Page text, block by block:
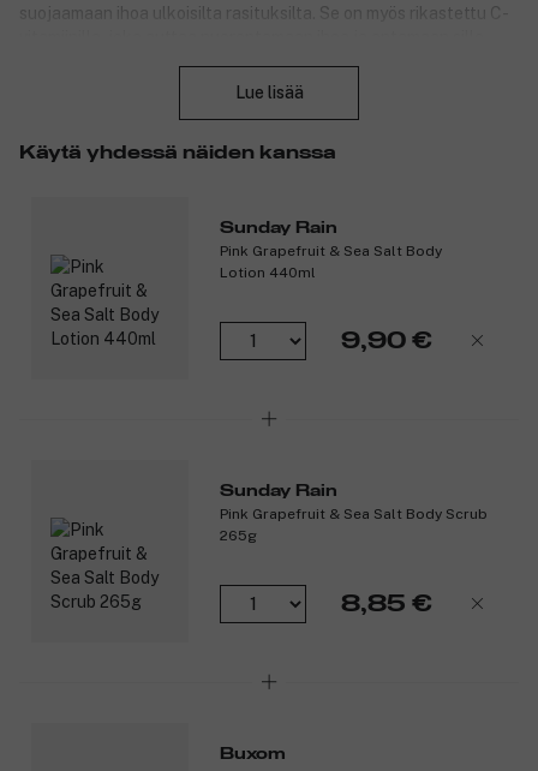
suojaamaan ihoa ulkoisilta rasituksilta. Se on myös rikastettu C-
kuplat jättävät ihon puhtaaksi, kosteutetuksi ja
hellävaraisesti ja jättää ihon raikkaaksi, pehmeäksi ja
Lue lisää
Käytä yhdessä näiden kanssa
Sunday Rain
Pink Grapefruit & Sea Salt Body
Lotion 440ml
9,90 €
Sunday Rain
Pink Grapefruit & Sea Salt Body Scrub
265g
8,85 €
Buxom